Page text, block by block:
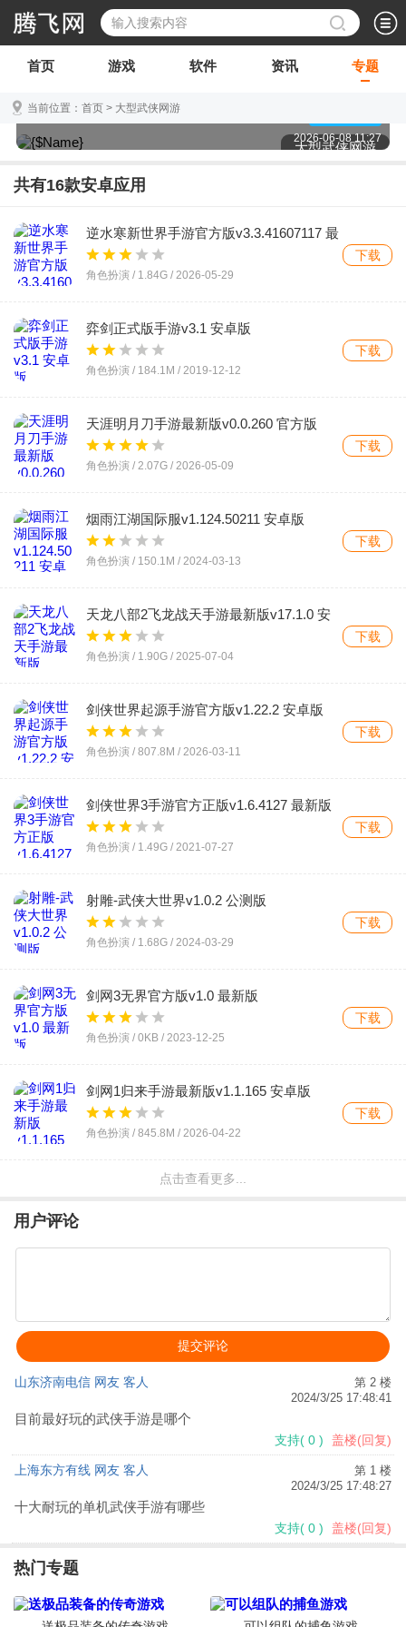
首页 游戏 软件 资讯 专题
当前位置： 首页 > 大型武侠网游
大型武侠网游
大型武侠网游顾名思义就是那些大制作高画质的优秀
武侠手游作品。武侠世界是很多人喜欢的一种特殊的
世界观，很多小伙伴喜欢浪漫无比的武侠世界，充满
侠义的江湖也让大家感受到十足的人情味，现在手游
市场发展迅速，很多武侠相关的游戏也被制作出来，
今天腾飞小编带来了一些制作精良的大型武侠网游，
这些游戏基本都是大IP制作而且对世界的刻画也是让
人充满向往，如果你喜欢武侠的世界设定，就来下载
2026-06-08 11:27
共有16款安卓应用
逆水寒新世界手游官方版v3.3.41607117 最
新版
角色扮演 / 1.84G / 2026-05-29
下载
弈剑正式版手游v3.1 安卓版
角色扮演 / 184.1M / 2019-12-12
下载
天涯明月刀手游最新版v0.0.260 官方版
角色扮演 / 2.07G / 2026-05-09
下载
烟雨江湖国际服v1.124.50211 安卓版
角色扮演 / 150.1M / 2024-03-13
下载
天龙八部2飞龙战天手游最新版v17.1.0 安
卓版
角色扮演 / 1.90G / 2025-07-04
下载
剑侠世界起源手游官方版v1.22.2 安卓版
角色扮演 / 807.8M / 2026-03-11
下载
剑侠世界3手游官方正版v1.6.4127 最新版
角色扮演 / 1.49G / 2021-07-27
下载
射雕-武侠大世界v1.0.2 公测版
角色扮演 / 1.68G / 2024-03-29
下载
剑网3无界官方版v1.0 最新版
角色扮演 / 0KB / 2023-12-25
下载
剑网1归来手游最新版v1.1.165 安卓版
角色扮演 / 845.8M / 2026-04-22
下载
剑网3怀旧服云端(剑网3缘起云端云游
角色扮演 /1.92G/2025-12-19
大奉打更人手游最新版v1.0.5.0 安卓版
角色扮演 /272.6M/2024-12-12
下载
燕云十六声手游官方版v4.08 移动端版
角色扮演 / 1.95G / 2026-05-26
下载
角色扮演 /1.70G 2026-06-04
点击查看更多...
用户评论
第 2 楼
山东济南电信 网友 客人
2024/3/25 17:48:41
目前最好玩的武侠手游是哪个
支持(0 ) 盖楼(回复)
第 1 楼
上海东方有线 网友 客人
2024/3/25 17:48:27
十大耐玩的单机武侠手游有哪些
支持(0 ) 盖楼(回复)
热门专题